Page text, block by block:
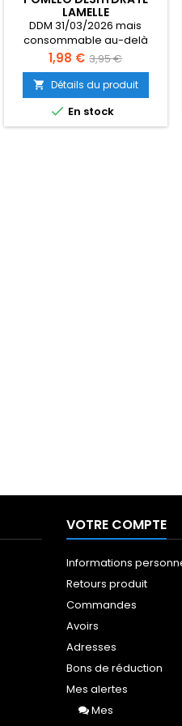
LAMELLE
DDM 31/03/2026 mais
consommable au-delà
Prix
1,98 € Prix
de
base
3,95 €
 Détails du produit
 En stock
VOTRE COMPTE
Informations
Retours produit
Commandes
Avoirs
Adresses
Bons de réduction
Mes alertes
Mes